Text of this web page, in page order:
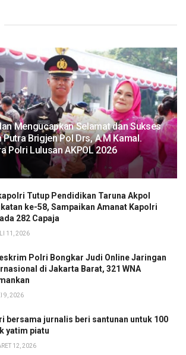
Mengucapkan Selamat dan Sukses
Brigjen Pol Drs, A.M Kamal.
Polri Lulusan AKPOL 2026
Tutup Pendidikan Taruna Akpol
ke-58, Sampaikan Amanat Kapolri
282 Capaja
11, 2026
Polri Bongkar Judi Online Jaringan
di Jakarta Barat, 321 WNA
9, 2026
bersama jurnalis beri santunan untuk 100
yatim piatu
12, 2026